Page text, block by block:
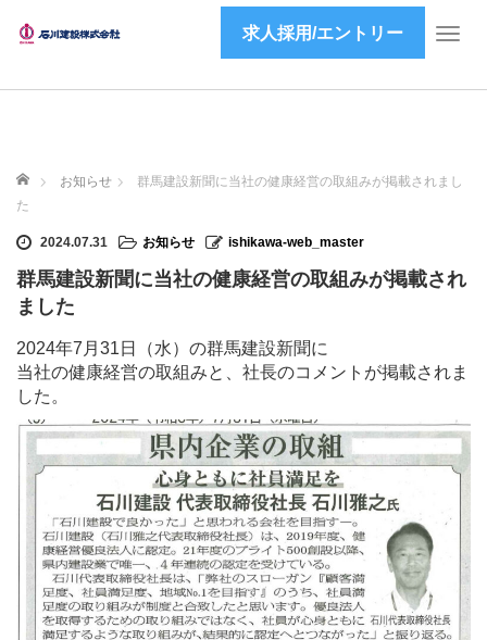
T
n
g
o
求人採用/エントリー
ホーム お知らせ
群馬建設新聞に当社の健康経営の取組みが掲載されまし
た
2024.07.31 お知らせ ishikawa-web_master
群馬建設新聞に当社の健康経営の取組みが掲載され
ました
2024年7月31日（水）の群馬建設新聞に
当社の健康経営の取組みと、社長のコメントが掲載されま
した。